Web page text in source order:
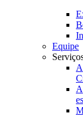
Equipe